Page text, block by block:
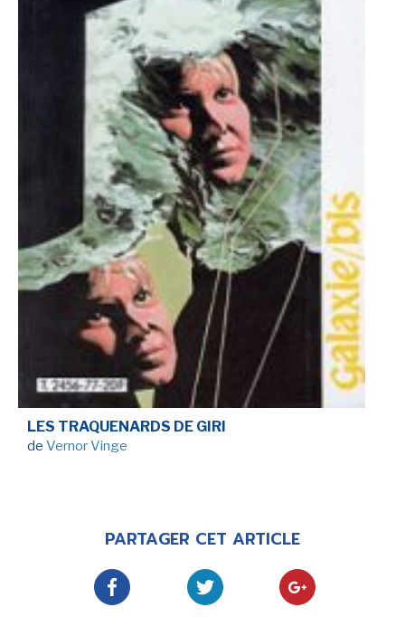
LES TRAQUENARDS DE GIRI
de Vernor Vinge
PARTAGER CET ARTICLE